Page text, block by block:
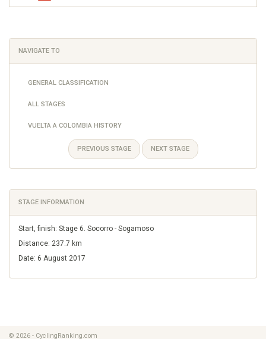
NAVIGATE TO
GENERAL CLASSIFICATION
ALL STAGES
VUELTA A COLOMBIA HISTORY
PREVIOUS STAGE NEXT STAGE
STAGE INFORMATION
Start, finish: Stage 6. Socorro - Sogamoso
Distance: 237.7 km
Date: 6 August 2017
© 2026 - CyclingRanking.com